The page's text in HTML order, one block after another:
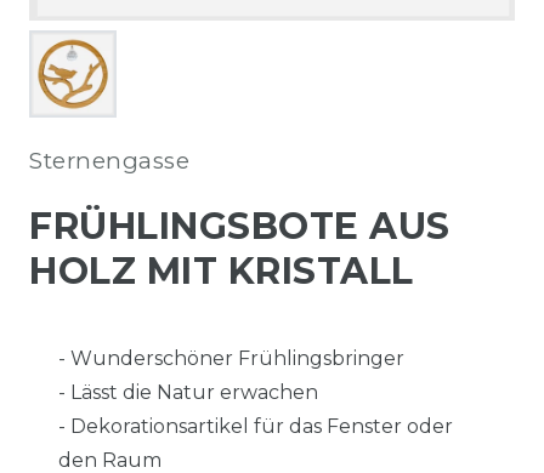
Sternengasse
FRÜHLINGSBOTE AUS
HOLZ MIT KRISTALL
- Wunderschöner Frühlingsbringer
- Lässt die Natur erwachen
- Dekorationsartikel für das Fenster oder
den Raum